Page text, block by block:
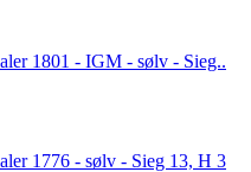
1801 - IGM - sølv - Sieg..
1776 - sølv - Sieg 13, H 3